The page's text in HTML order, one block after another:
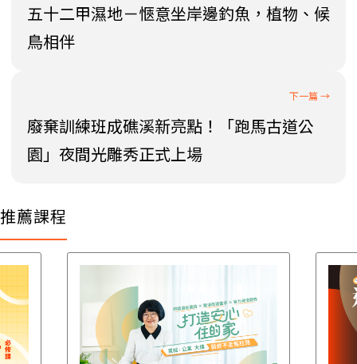
五十二甲濕地－愜意坐岸邊釣魚，植物、候
鳥相伴
廢棄訓練班成礁溪新亮點！「跑馬古道公
園」夜間光雕秀正式上場
推薦課程